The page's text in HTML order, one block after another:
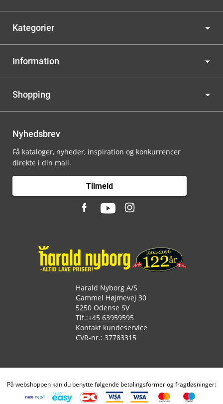
Kategorier
Information
Shopping
Nyhedsbrev
Få kataloger, nyheder, inspiration og konkurrencer
direkte i din mail.
Tilmeld
Harald Nyborg A/S
Gammel Højmevej 30
5250 Odense SV
Tlf.:+45 63959595
Kontakt kundeservice
CVR-nr.: 37783315
På webshoppen kan du benytte følgende betalingsformer og fragtløsninger: